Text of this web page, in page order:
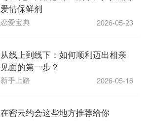
爱情保鲜剂
恋爱宝典 2026-05-23
从线上到线下：如何顺利迈出相亲
见面的第一步？
新手上路 2026-05-16
在密云约会这些地方推荐给你